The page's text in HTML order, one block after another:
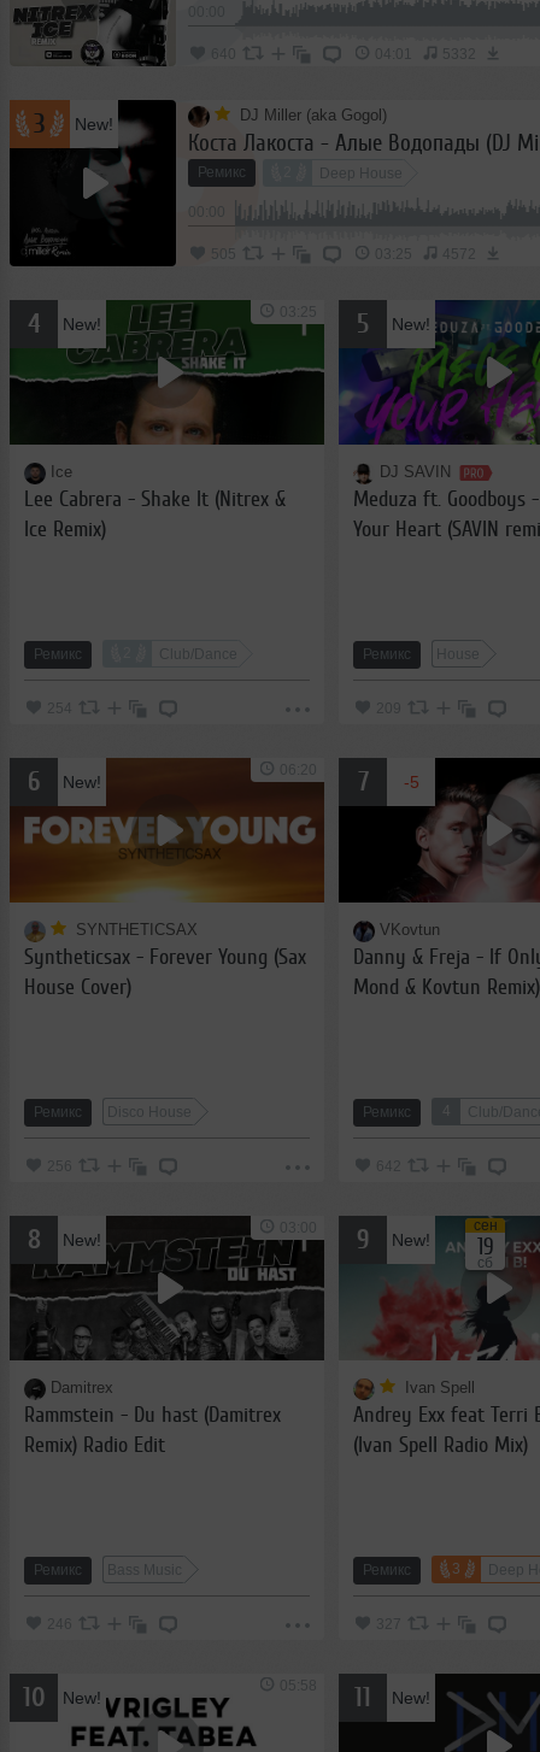
июль
сентябрь
октябрь
ноябрь
декабрь
2022
2023
2025
2026
5332
3 New! DJ Miller (aka Gogol)
Коста Лакоста - Алые Водопады (DJ
Ремикс Deep House
505 03:25 4572
4 New!
Ice
Lee Cabrera - Shake It (Nitrex &
Ice Remix)
Ремикс Club/Dance
254
03:25 5 New!
DJ SAVIN
Meduza ft. Goodboys
Your Heart (SAVIN
Ремикс House
209
6 New!
SYNTHETICSAX
Syntheticsax - Forever Young (Sax
House Cover)
Ремикс Disco House
256
06:20 7 -5
VKovtun
Danny & Freja - If
Mond & Kovtun Remix)
Ремикс 4 Club/
642
8 New!
Damitrex
Rammstein - Du hast (Damitrex
Remix) Radio Edit
Ремикс Bass Music
246
03:00 9 New!
Ivan Spell
Andrey Exx feat Terri
(Ivan Spell Radio Mix)
Ремикс 3 Deep
327
сен
19
сб
10 New!
05:58 11 New!